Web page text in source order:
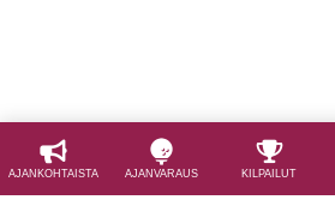
AJAN­KOHTAISTA AJAN­VARAUS KILPAILUT